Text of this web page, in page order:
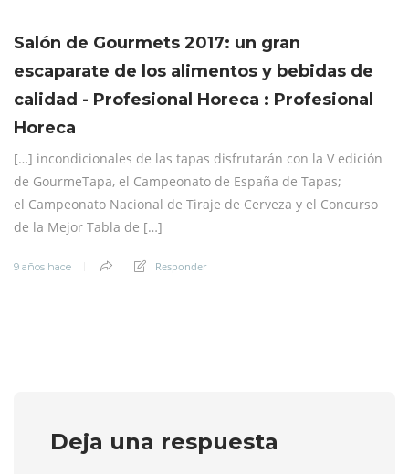
Salón de Gourmets 2017: un gran
escaparate de los alimentos y bebidas de
calidad - Profesional Horeca : Profesional
Horeca
[…] incondicionales de las tapas disfrutarán con la V edición
de GourmeTapa, el Campeonato de España de Tapas;
el Campeonato Nacional de Tiraje de Cerveza y el Concurso
de la Mejor Tabla de […]
9 años hace Responder
Deja una respuesta